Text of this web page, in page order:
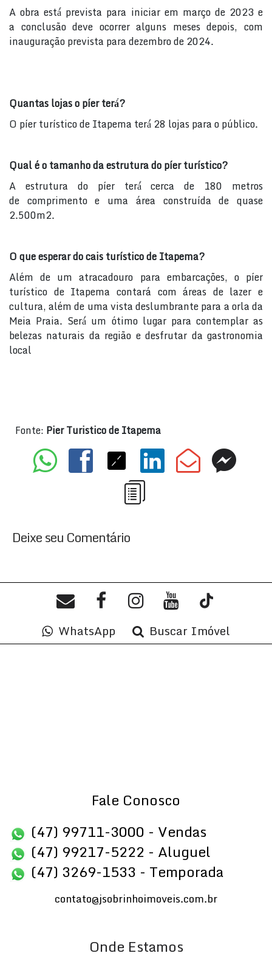
A obra está́ prevista para iniciar em março de 2023 e
a conclusão deve ocorrer alguns meses depois, com
inauguração prevista para dezembro de 2024.
Quantas lojas o píer terá́?
O píer turístico de Itapema terá́ 28 lojas para o público.
Qual é o tamanho da estrutura do píer turístico?
A estrutura do píer terá́ cerca de 180 metros
de comprimento e uma área construída de quase
2.500m2.
O que esperar do cais turístico de Itapema?
Além de um atracadouro para embarcações, o píer
turístico de Itapema contará com áreas de lazer e
cultura, além de uma vista deslumbrante para a orla da
Meia Praia. Será́ um ótimo lugar para contemplar as
belezas naturais da região edesfrutar da gastronomia
local
Fonte: Pier Turistico de Itapema
Deixe seu Comentário
WhatsApp Buscar Imóvel
Fale Conosco
(47) 99711-3000 - Vendas
(47) 99217-5222 - Aluguel
(47) 3269-1533 - Temporada
contato@jsobrinhoimoveis.com.br
Onde Estamos